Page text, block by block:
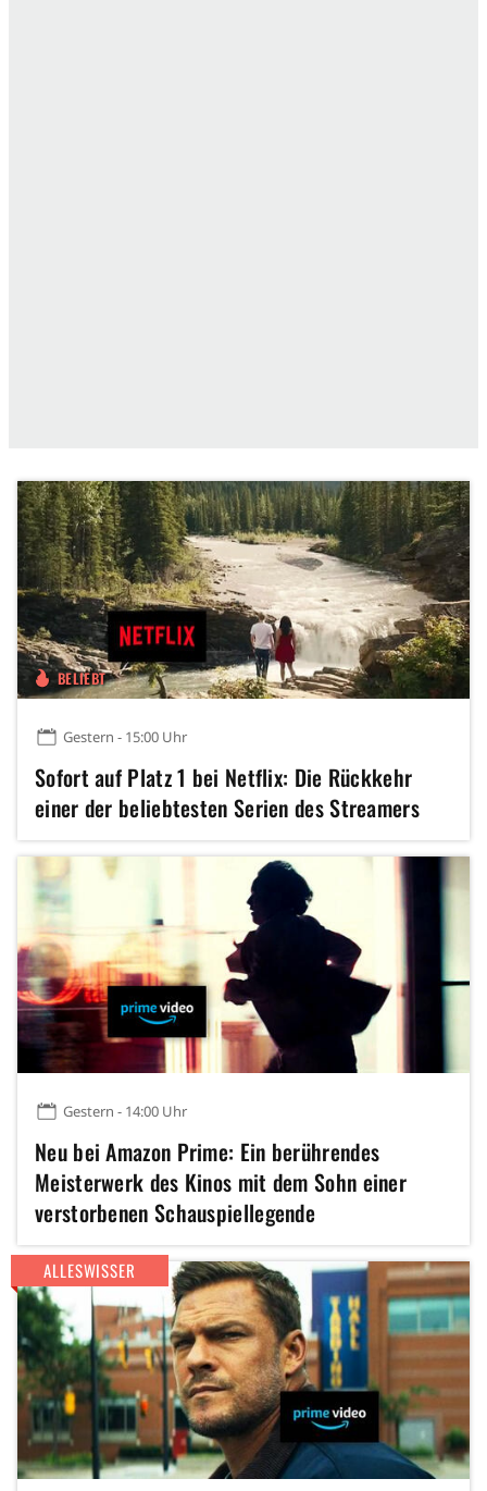
BELIEBT
Gestern - 15:00 Uhr
Sofort auf Platz 1 bei Netflix: Die Rückkehr
einer der beliebtesten Serien des Streamers
Gestern - 14:00 Uhr
Neu bei Amazon Prime: Ein berührendes
Meisterwerk des Kinos mit dem Sohn einer
verstorbenen Schauspiellegende
ALLESWISSER